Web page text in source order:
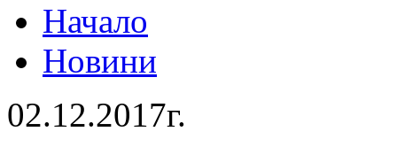
Начало
Новини
02.12.2017г.